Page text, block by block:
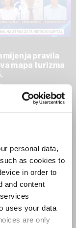
personal data,
as cookies to
in order to
and content
uses your data
are only
mijenja pravila
mapa turizma
mršave,
iz Kine